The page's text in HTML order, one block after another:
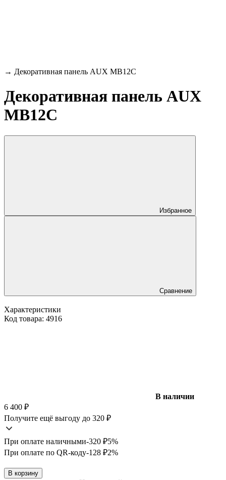
→ Декоративная панель AUX MB12C
Декоративная панель AUX
MB12C
Избранное
Сравнение
Характеристики
Код товара: 4916
В наличии
6 400 ₽
Получите ещё выгоду до 320 ₽
При оплате наличными-320 ₽5%
При оплате по QR-коду-128 ₽2%
В корзину